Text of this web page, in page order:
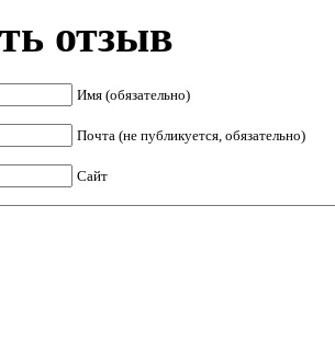
отзыв
Имя (обязательно)
Почта (не публикуется, обязательно)
Сайт